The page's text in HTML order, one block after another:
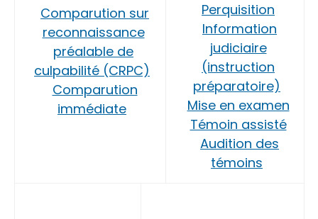
Comparution sur
reconnaissance
préalable de
culpabilité (CRPC)
Comparution
immédiate
Perquisition
Information
judiciaire
(instruction
préparatoire)
Mise en examen
Témoin assisté
Audition des
témoins